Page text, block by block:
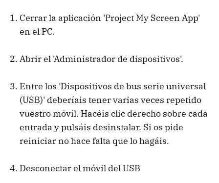
Cerrar la aplicación 'Project My Screen App'
en el PC.
Abrir el 'Administrador de dispositivos'.
Entre los 'Dispositivos de bus serie universal
(USB)' deberíais tener varias veces repetido
vuestro móvil. Hacéis clic derecho sobre cada
entrada y pulsáis desinstalar. Si os pide
reiniciar no hace falta que lo hagáis.
Desconectar el móvil del USB